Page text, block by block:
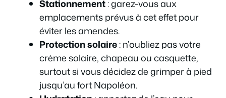
Stationnement: garez-vous aux
emplacements prévus à cet effet pour
éviter les amendes.
Protection solaire: n’oubliez pas votre
crème solaire, chapeau ou casquette,
surtout si vous décidez de grimper à pied
jusqu’au fort Napoléon.